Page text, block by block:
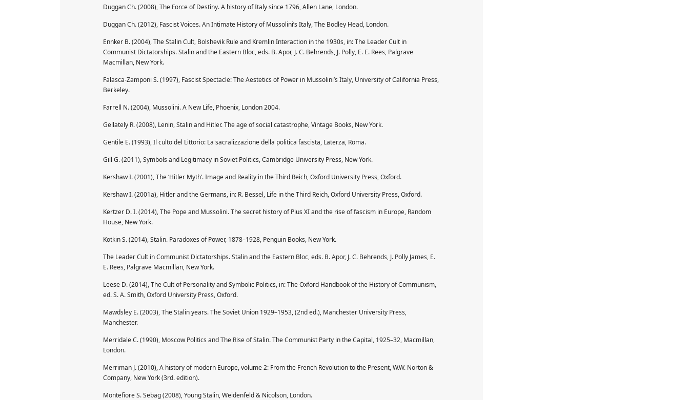
Duggan Ch. (2008), The Force of Destiny. A history of Italy since 1796, Allen Lane, London.
Duggan Ch. (2012), Fascist Voices. An Intimate History of Mussolini’s Italy, The Bodley Head, London.
Ennker B. (2004), The Stalin Cult, Bolshevik Rule and Kremlin Interaction in the 1930s, in: The Leader Cult in
Communist Dictatorships. Stalin and the Eastern Bloc, eds. B. Apor, J. C. Behrends, J. Polly, E. E. Rees, Palgrave
Macmillan, New York.
Falasca-Zamponi S. (1997), Fascist Spectacle: The Aestetics of Power in Mussolini’s Italy, University of California Press,
Berkeley.
Farrell N. (2004), Mussolini. A New Life, Phoenix, London 2004.
Gellately R. (2008), Lenin, Stalin and Hitler. The age of social catastrophe, Vintage Books, New York.
Gentile E. (1993), Il culto del Littorio: La sacralizzazione della politica fascista, Laterza, Roma.
Gill G. (2011), Symbols and Legitimacy in Soviet Politics, Cambridge University Press, New York.
Kershaw I. (2001), The ‘Hitler Myth’. Image and Reality in the Third Reich, Oxford University Press, Oxford.
Kershaw I. (2001a), Hitler and the Germans, in: R. Bessel, Life in the Third Reich, Oxford University Press, Oxford.
Kertzer D. I. (2014), The Pope and Mussolini. The secret history of Pius XI and the rise of fascism in Europe, Random
House, New York.
Kotkin S. (2014), Stalin. Paradoxes of Power, 1878–1928, Penguin Books, New York.
The Leader Cult in Communist Dictatorships. Stalin and the Eastern Bloc, eds. B. Apor, J. C. Behrends, J. Polly James, E.
E. Rees, Palgrave Macmillan, New York.
Leese D. (2014), The Cult of Personality and Symbolic Politics, in: The Oxford Handbook of the History of Communism,
ed. S. A. Smith, Oxford University Press, Oxford.
Mawdsley E. (2003), The Stalin years. The Soviet Union 1929–1953, (2nd ed.), Manchester University Press,
Manchester.
Merridale C. (1990), Moscow Politics and The Rise of Stalin. The Communist Party in the Capital, 1925–32, Macmillan,
London.
Merriman J. (2010), A history of modern Europe, volume 2: From the French Revolution to the Present, W.W. Norton &
Company, New York (3rd. edition).
Montefiore S. Sebag (2008), Young Stalin, Weidenfeld & Nicolson, London.